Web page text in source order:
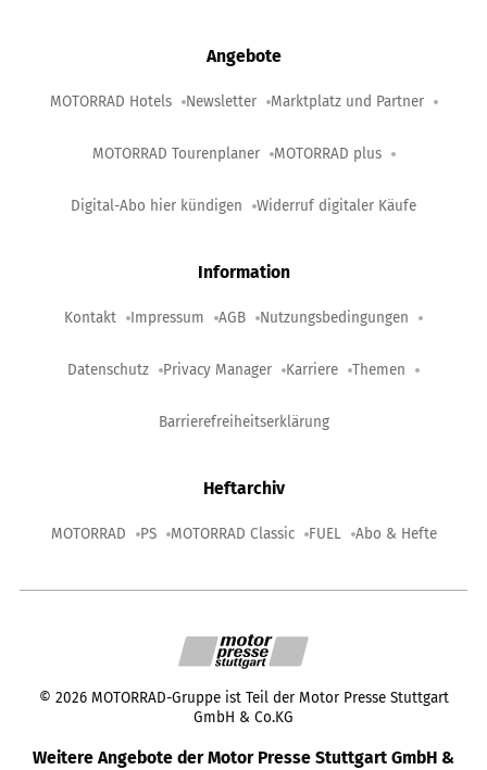
Angebote
MOTORRAD Hotels Newsletter Marktplatz und Partner
MOTORRAD Tourenplaner MOTORRAD plus
Digital-Abo hier kündigen Widerruf digitaler Käufe
Information
Kontakt Impressum AGB Nutzungsbedingungen
Datenschutz Privacy Manager Karriere Themen
Barrierefreiheitserklärung
Heftarchiv
MOTORRAD PS MOTORRAD Classic FUEL Abo & Hefte
© 2026 MOTORRAD-Gruppe ist Teil der Motor Presse Stuttgart
GmbH & Co.KG
Weitere Angebote der Motor Presse Stuttgart GmbH &